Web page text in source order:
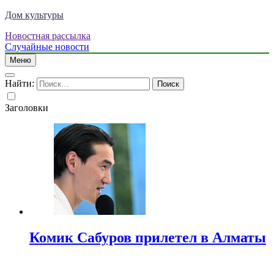
Дом культуры
Just another WordPress site
Новостная рассылка
Случайные новости
Меню
Найти:
Заголовки
Комик Сабуров прилетел в Алматы